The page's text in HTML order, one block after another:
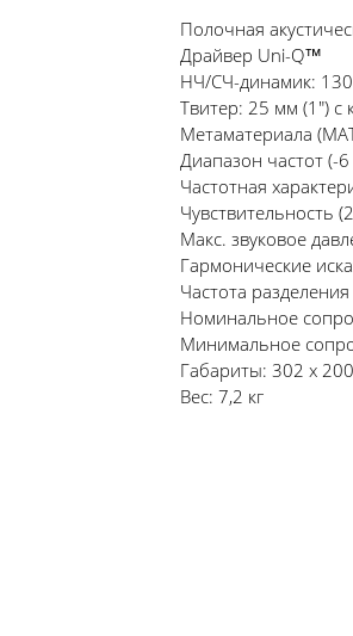
Полочная
Драйвер Uni-Q™
НЧ/СЧ-динамик:
Твитер: 25 мм (1") с
Метаматериала
Диапазон частот (-
Частотная
Чувствительность
Макс. звуковое
Гармонические
Частота
Номинальное
Минимальное
Габариты: 302 x
Вес: 7,2 кг